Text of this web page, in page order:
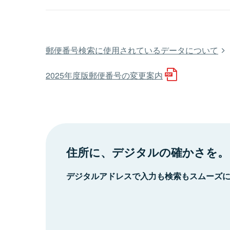
郵便番号検索に使用されているデータについて
2025年度版郵便番号の変更案内
住所に、デジタルの確かさを。
デジタルアドレスで入力も検索もスムーズ